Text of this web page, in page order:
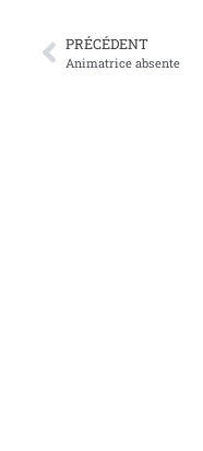
PRÉCÉDENT
Animatrice absente